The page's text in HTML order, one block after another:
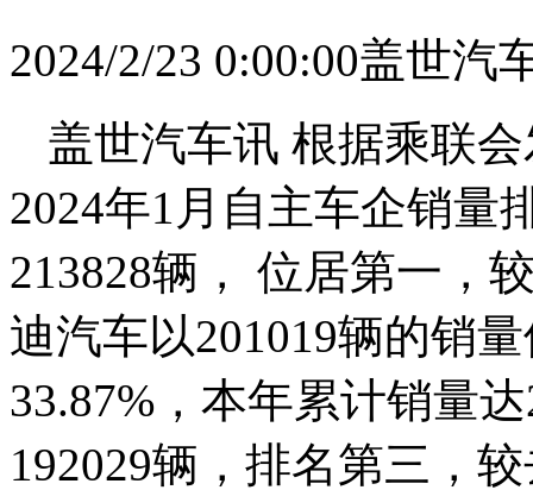
2024/2/23 0:00:00盖世汽
盖世汽车讯 根据乘联
2024年1月自主车企销量
213828辆， 位居第一，
迪汽车以201019辆的销
33.87%，本年累计销量
192029辆，排名第三，